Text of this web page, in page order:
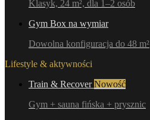
Klasyk, 24 m², dla 1–2 osób
Gym Box na wymiar
Dowolna konfiguracja do 48 m²
Lifestyle & aktywności
Train & Recover Nowość
Gym + sauna fińska + prysznic